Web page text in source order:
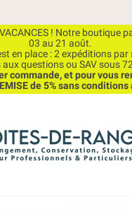
! Notre boutique
03 au 21 août.
en place : 2 expéditions
questions ou SAV sous
commande, et pour vous
de 5% sans conditions